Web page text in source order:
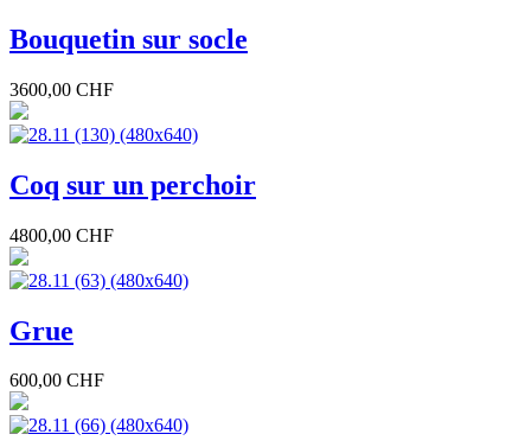
Bouquetin sur socle
3600,00 CHF
Coq sur un perchoir
4800,00 CHF
Grue
600,00 CHF